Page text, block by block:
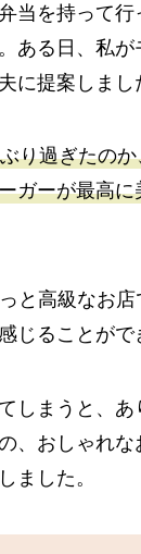
当を持って行
ある日、私が
に提案しまし
り過ぎたの
ガーが最高に
と高級なお店
じることがで
しまうと、あ
、おしゃれ
ました。